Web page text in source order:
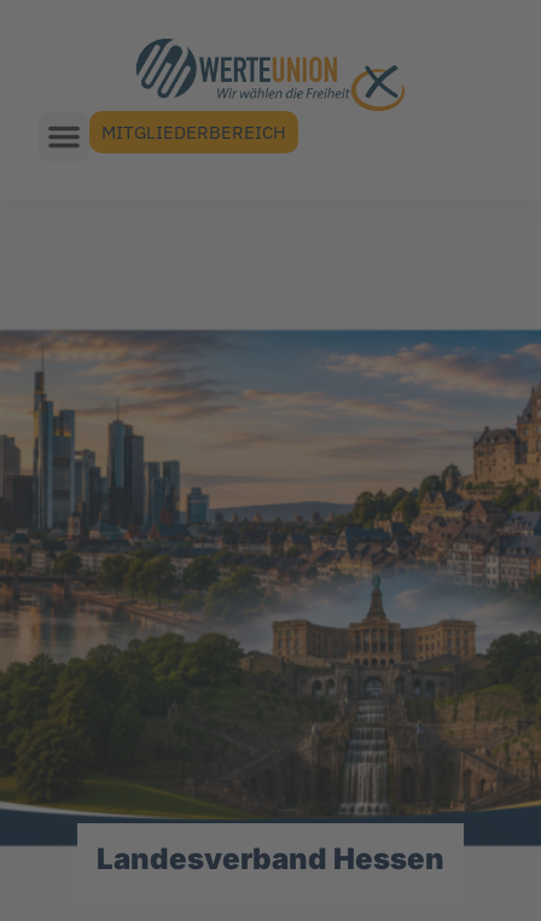
MITGLIEDERBEREICH
Landesverband Hessen